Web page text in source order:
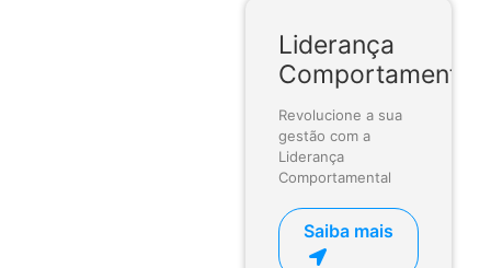
Liderança
Comportamental
Revolucione a sua
gestão com a
Liderança
Comportamental
Saiba mais